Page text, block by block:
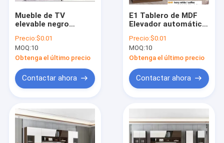
Mueble de TV
elevable negro
elevación
automático Mueble
de TV emergente
oculto blanco
Precio:$0.01
MOQ:10
Obtenga el último precio
Contactar ahora
E1 Tablero de MDF
Elevador automático
Gabinete Chimenea
emergente oculta
Precio:$0.01
MOQ:10
Obtenga el último precio
Contactar ahora